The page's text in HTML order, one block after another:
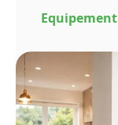
Equipement